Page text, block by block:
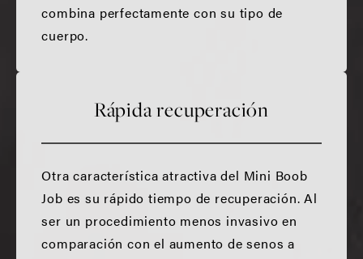
combina perfectamente con su tipo de
cuerpo.
Rápida recuperación
Otra característica atractiva del Mini Boob
Job es su rápido tiempo de recuperación. Al
ser un procedimiento menos invasivo en
comparación con el aumento de senos a